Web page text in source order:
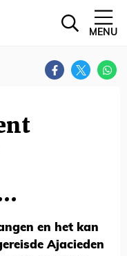
MENU
en het kan
Ajacieden